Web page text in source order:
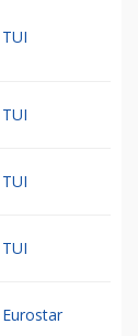
TUI
TUI
TUI
TUI
Eurostar